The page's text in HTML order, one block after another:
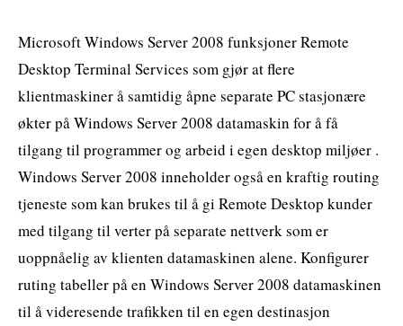
Microsoft Windows Server 2008 funksjoner Remote
Desktop Terminal Services som gjør at flere
klientmaskiner å samtidig åpne separate PC stasjonære
økter på Windows Server 2008 datamaskin for å få
tilgang til programmer og arbeid i egen desktop miljøer .
Windows Server 2008 inneholder også en kraftig routing
tjeneste som kan brukes til å gi Remote Desktop kunder
med tilgang til verter på separate nettverk som er
uoppnåelig av klienten datamaskinen alene. Konfigurer
ruting tabeller på en Windows Server 2008 datamaskinen
til å videresende trafikken til en egen destinasjon